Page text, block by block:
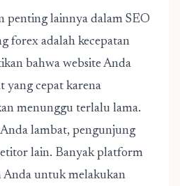
penting lainnya dalam SEO
forex adalah kecepatan
bahwa website Anda
yang cepat karena
menunggu terlalu lama.
lambat, pengunjung
lain. Banyak platform
Anda untuk melakukan